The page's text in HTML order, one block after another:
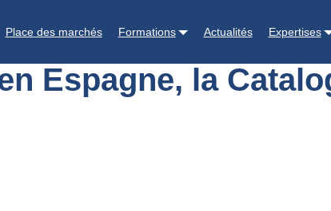
Place des marchés Formations Actualités Expertises
Espagne, la